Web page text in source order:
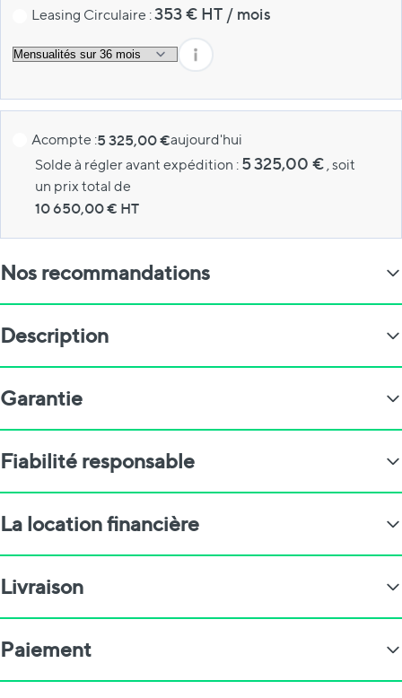
Leasing Circulaire :353€ HT / mois
Acompte :5 325,00 €aujourd'hui
Solde à régler avant expédition : 5 325,00 € , soit
un prix total de
10 650,00€ HT
Nos recommandations
Description
Garantie
Fiabilité responsable
La location financière
Livraison
Paiement